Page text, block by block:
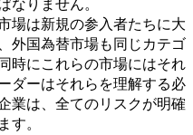
場は新規の参入者たちに大
外国為替市場も同じカテゴ
時にこれらの市場にはそれ
ダーはそれらを理解する必
業は、全てのリスクが明確
す。